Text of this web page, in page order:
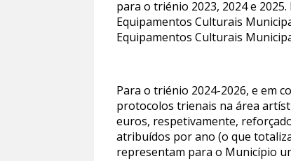
para o triénio 2023, 2024 e
Equipamentos Culturais
Equipamentos Culturais
Para o triénio 2024-2026, e em
protocolos trienais na área
euros, respetivamente,
atribuídos por ano (o que
representam para o Município